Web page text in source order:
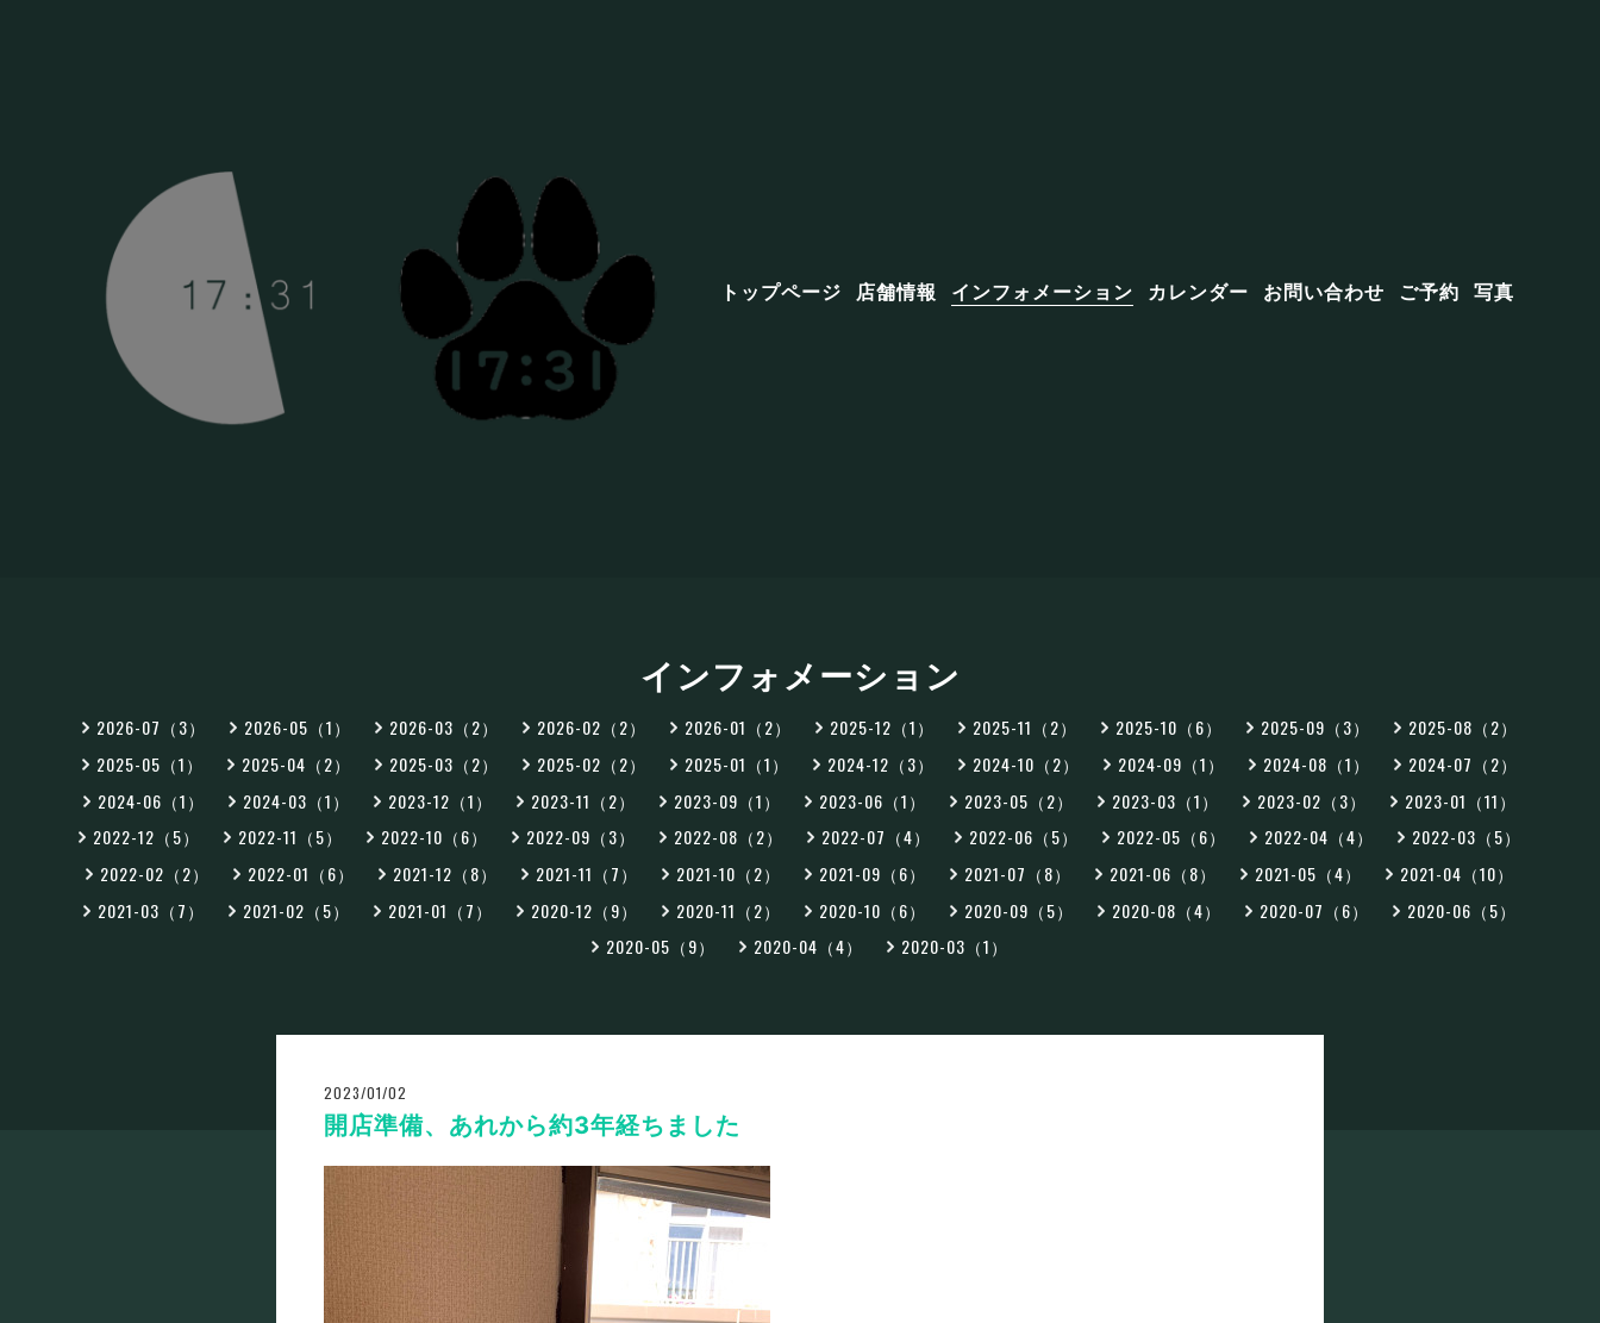
トップページ 店舗情報 インフォメーション カレンダー お問い合わせ ご予約 写真
インフォメーション
2026-07（3） 2026-05（1） 2026-03（2） 2026-02（2） 2026-01（2） 2025-12（1） 2025-11（2） 2025-10（6） 2025-09（3）
2025-08（2）
2025-05（1）
2025-04（2） 2025-03（2） 2025-02（2） 2025-01（1） 2024-12（3） 2024-10（2） 2024-09（1） 2024-08（1）
2024-07（2）
2024-06（1）
2024-03（1） 2023-12（1） 2023-11（2） 2023-09（1） 2023-06（1） 2023-05（2） 2023-03（1） 2023-02（3）
2023-01（11）
2022-12（5）
2022-11（5） 2022-10（6） 2022-09（3） 2022-08（2） 2022-07（4） 2022-06（5） 2022-05（6） 2022-04（4）
2022-03（5）
2022-02（2）
2022-01（6） 2021-12（8） 2021-11（7） 2021-10（2） 2021-09（6） 2021-07（8） 2021-06（8） 2021-05（4）
2021-04（10）
2021-03（7）
2021-02（5） 2021-01（7） 2020-12（9） 2020-11（2） 2020-10（6） 2020-09（5） 2020-08（4） 2020-07（6）
2020-06（5）
2020-05（9）
2020-04（4） 2020-03（1）
2023/01/02
開店準備、あれから約3年経ちました